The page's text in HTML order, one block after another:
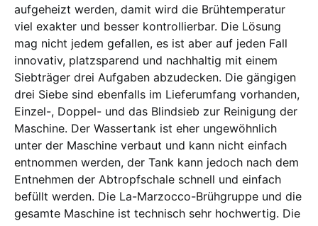
aufgeheizt werden, damit wird die Brühtemperatur
viel exakter und besser kontrollierbar. Die Lösung
mag nicht jedem gefallen, es ist aber auf jeden Fall
innovativ, platzsparend und nachhaltig mit einem
Siebträger drei Aufgaben abzudecken. Die gängigen
drei Siebe sind ebenfalls im Lieferumfang vorhanden,
Einzel-, Doppel- und das Blindsieb zur Reinigung der
Maschine. Der Wassertank ist eher ungewöhnlich
unter der Maschine verbaut und kann nicht einfach
entnommen werden, der Tank kann jedoch nach dem
Entnehmen der Abtropfschale schnell und einfach
befüllt werden. Die La-Marzocco-Brühgruppe und die
gesamte Maschine ist technisch sehr hochwertig. Die